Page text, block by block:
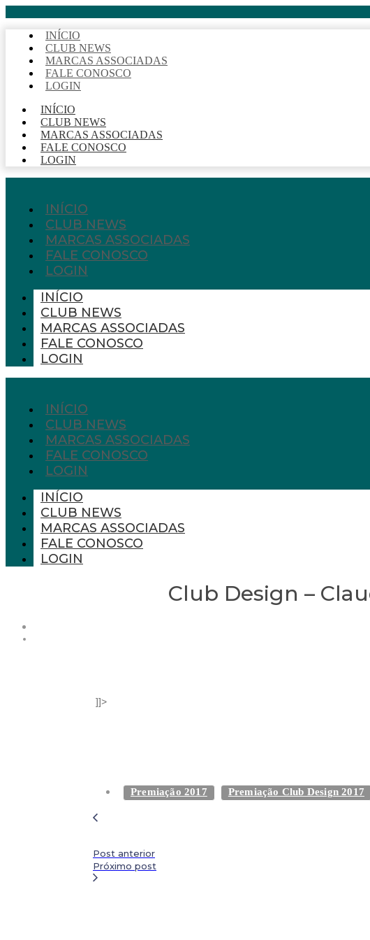
INÍCIO
CLUB NEWS
MARCAS ASSOCIADAS
FALE CONOSCO
LOGIN
INÍCIO
CLUB NEWS
MARCAS ASSOCIADAS
FALE CONOSCO
LOGIN
INÍCIO
CLUB NEWS
MARCAS ASSOCIADAS
FALE CONOSCO
LOGIN
INÍCIO
CLUB NEWS
MARCAS ASSOCIADAS
FALE CONOSCO
LOGIN
INÍCIO
CLUB NEWS
MARCAS ASSOCIADAS
FALE CONOSCO
LOGIN
INÍCIO
CLUB NEWS
MARCAS ASSOCIADAS
FALE CONOSCO
LOGIN
Club Design –
]]>
Premiação 2017 Premiação Club Design 2017
Post anterior
Próximo post